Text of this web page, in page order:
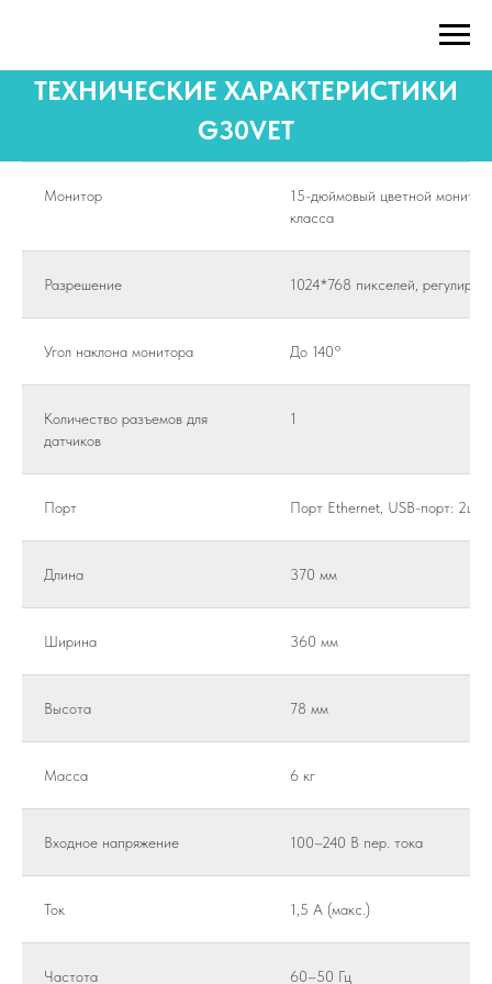
ТЕХНИЧЕСКИЕ ХАРАКТЕРИСТИКИ
G30VET
Монитор
15-дюймовый цветной
класса
Разрешение 1024*768 пикселей,
Угол наклона монитора До 140°
Количество разъемов для
датчиков
1
Порт Порт Ethernet, USB-порт: 2шт
Длина 370 мм
Ширина 360 мм
Высота 78 мм
Масса 6 кг
Входное напряжение 100–240 В пер. тока
Ток 1,5 А (макс.)
Частота 60–50 Гц